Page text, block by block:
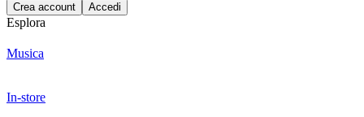
Crea account Accedi
Esplora
Musica
In-store